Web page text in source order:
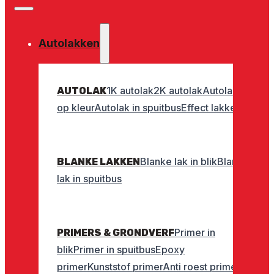
Autolakken
AUTOLAK1K autolak2K autolakAutolak
op kleurAutolak in spuitbusEffect lakken
BLANKE LAKKENBlanke lak in blikBlanke
lak in spuitbus
PRIMERS & GRONDVERFPrimer in
blikPrimer in spuitbusEpoxy
primerKunststof primerAnti roest primer